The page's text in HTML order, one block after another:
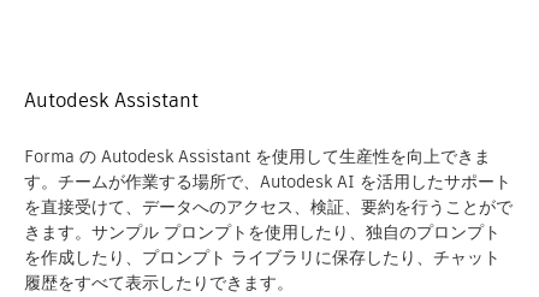
Autodesk Assistant
Forma の Autodesk Assistant を使用して生産性を向上できま
す。チームが作業する場所で、Autodesk AI を活用したサポート
を直接受けて、データへのアクセス、検証、要約を行うことがで
きます。サンプル プロンプトを使用したり、独自のプロンプト
を作成したり、プロンプト ライブラリに保存したり、チャット
履歴をすべて表示したりできます。